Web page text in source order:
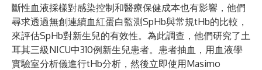
斷性血液採樣對感染控制和醫療保健成本也有影響，他們
尋求透過無創連續血紅蛋白監測SpHb與常規tHb的比較，
來評估SpHb對新生兒的有效性。為此調查，他們研究了土
耳其三級NICU中310例新生兒患者。患者抽血，用血液學
實驗室分析儀進行tHb分析，然後立即使用Masimo